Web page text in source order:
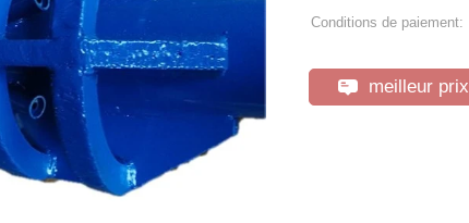
Conditions de paiement:
meilleur prix